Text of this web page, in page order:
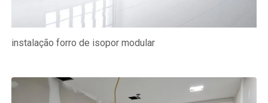
instalação forro de isopor modular